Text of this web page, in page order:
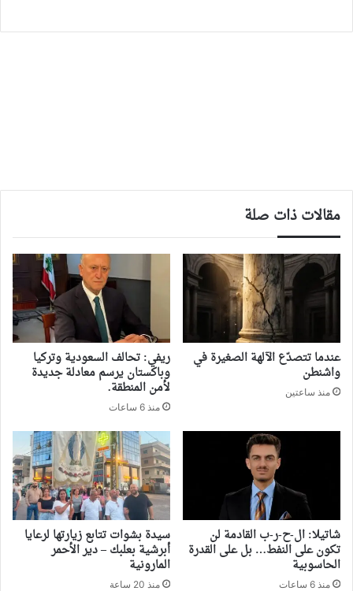
مقالات ذات صلة
‏عندما تتصدّع الآلهة الصغيرة في
واشنطن
منذ ساعتين
ريفي: تحالف السعودية وتركيا
وباكستان يرسم معادلة جديدة
لأمن المنطقة.
منذ 6 ساعات
شاتيلا: ال-ح-ر-ب القادمة لن
تكون على النفط… بل على القدرة
الحاسوبية
منذ 6 ساعات
سيدة بشوات تتابع زيارتها لرعايا
أبرشية بعلبك – دير الأحمر
المارونية
منذ 20 ساعة